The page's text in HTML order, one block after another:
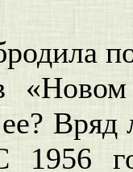
в
Вряд
1956